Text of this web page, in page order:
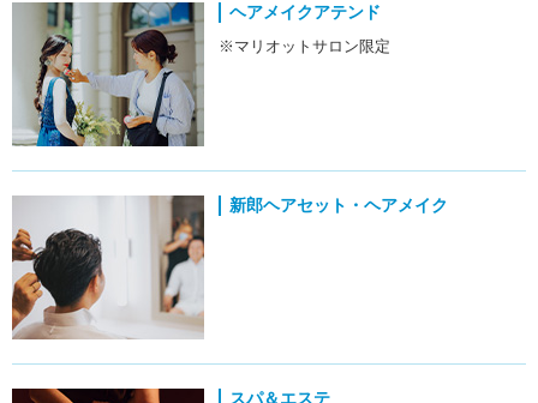
ヘアメイクアテンド
※マリオットサロン限定
新郎ヘアセット・ヘアメイク
スパ＆エステ